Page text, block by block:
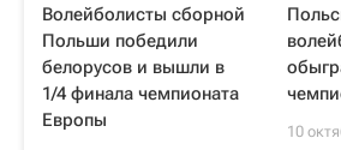
Волейболисты сборной
Польши победили
белорусов и вышли в
1/4 финала чемпионата
Европы
10